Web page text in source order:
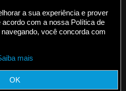
a sua experiência e prover
com a nossa Política de
você concorda com
mais
OK